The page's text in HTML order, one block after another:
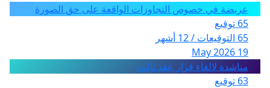
عريضة في خصوص التجاوزات الواقعة على حق الصورة
65 توقيع
65 التوقيعات / 12 أشهر
19 May 2026
مناشدة لالغاء قرار عقد ثالث
63 توقيع